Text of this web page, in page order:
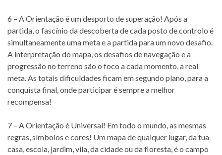
6 – A Orientação é um desporto de superação! Após a
partida, o fascínio da descoberta de cada posto de controlo é
simultaneamente uma meta e a partida para um novo desafio.
A interpretação do mapa, os desafios de navegação e a
progressão no terreno são o foco a cada momento, a real
meta. As totais dificuldades ficam em segundo plano, para a
conquista final, onde participar é sempre a melhor
recompensa!
7 – A Orientação é Universal! Em todo o mundo, as mesmas
regras, símbolos e cores! Um mapa de qualquer lugar, da tua
casa, escola, jardim, vila, da cidade ou da floresta, é o campo